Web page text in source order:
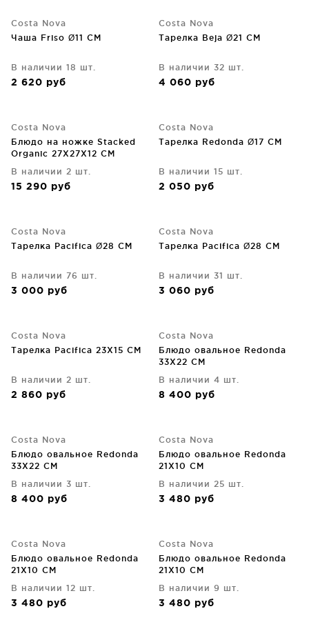
Costa Nova
Чаша Friso Ø11 CM
В наличии 18 шт.
2 620 руб
Costa Nova
Тарелка Beja Ø21 CM
В наличии 32 шт.
4 060 руб
Costa Nova
Блюдо на ножке Stacked
Organic 27X27X12 CM
В наличии 2 шт.
15 290 руб
Costa Nova
Тарелка Redonda Ø17 CM
В наличии 15 шт.
2 050 руб
Costa Nova
Тарелка Pacifica Ø28 CM
В наличии 76 шт.
3 000 руб
Costa Nova
Тарелка Pacifica Ø28 CM
В наличии 31 шт.
3 060 руб
Costa Nova
Тарелка Pacifica 23X15 CM
В наличии 2 шт.
2 860 руб
Costa Nova
Блюдо овальное Redonda
33X22 CM
В наличии 4 шт.
8 400 руб
Costa Nova
Блюдо овальное Redonda
33X22 CM
В наличии 3 шт.
8 400 руб
Costa Nova
Блюдо овальное Redonda
21X10 CM
В наличии 25 шт.
3 480 руб
Costa Nova
Блюдо овальное Redonda
21X10 CM
В наличии 12 шт.
3 480 руб
Costa Nova
Блюдо овальное Redonda
21X10 CM
В наличии 9 шт.
3 480 руб